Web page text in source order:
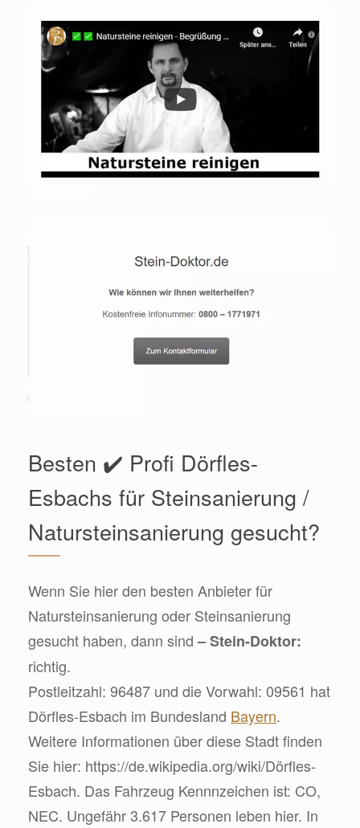
Besten ✔️ Profi Dörfles-
Esbachs für Steinsanierung /
Natursteinsanierung gesucht?
Wenn Sie hier den besten Anbieter für
Natursteinsanierung oder Steinsanierung
gesucht haben, dann sind– Stein-Doktor:
richtig.
Postleitzahl: 96487 und die Vorwahl: 09561 hat
Dörfles-Esbach im Bundesland Bayern.
Weitere Informationen über diese Stadt finden
Sie hier: https://de.wikipedia.org/wiki/Dörfles-
Esbach. Das Fahrzeug Kennnzeichen ist: CO,
NEC. Ungefähr 3.617 Personen leben hier. In